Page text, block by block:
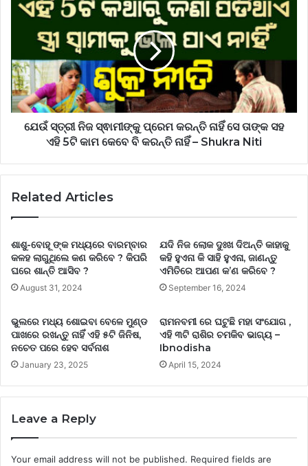
ଯେଉଁ ସ୍ତ୍ରୀ ନିଜ ସ୍ଵାମୀଙ୍କୁ ପ୍ରେମ କରନ୍ତି ନାହିଁ ସେ ତାଙ୍କ ସହ
ଏହି 5ଟି କାମ କେବେ ବି କରନ୍ତି ନାହିଁ – Shukra Niti
Related Articles
ଶାଶୁ-ବୋହୂ ଙ୍କ ମଧ୍ୟରେ ବାରମ୍ବାର
କଳହ ଲାଗୁଥିଲେ କଣ କରିବେ ? କିପରି
ଘରେ ଶାନ୍ତି ଆସିବ ?
August 31, 2024
ଯଦି ନିଜ ଲୋକ ଦୁଃଖ ଦିଅନ୍ତି କାହାକୁ
କହି ହୁଏନା କି ସାହି ହୁଏନା, ଜାଣନ୍ତୁ
ଏମିତିରେ ଆପଣ କ’ଣ କରିବେ ?
September 16, 2024
ଭୁଲରେ ମଧ୍ୟ ଶୋଇବା ବେଳେ ମୁଣ୍ଡ
ପାଖରେ ରଖନ୍ତୁ ନାହିଁ ଏହି ୫ଟି ଜିନିଷ,
ନଚେତ ପରେ ହେବ ସର୍ବନାଶ
January 23, 2025
ରାମନବମୀ ରେ ଘଟୁଛି ମହା ସଂଯୋଗ ,
ଏହି ୩ଟି ରାଶିର ଚମକିବ ଭାଗ୍ୟ –
Ibnodisha
April 15, 2024
Leave a Reply
Your email address will not be published. Required fields are